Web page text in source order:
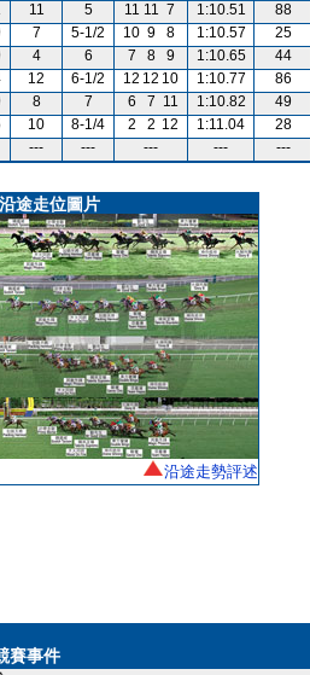
11 5 11 11 7 1:10.51
88
7 5-1/2 10 9 8 1:10.57
25
4 6 7 8 9 1:10.65
44
12 6-1/2 12 12 10 1:10.77
86
8 7 6 7 11 1:10.82
49
10 8-1/4 2 2 12 1:11.04
28
--- --- --- --- ---
途走位圖片
沿途走勢評述
賽事件